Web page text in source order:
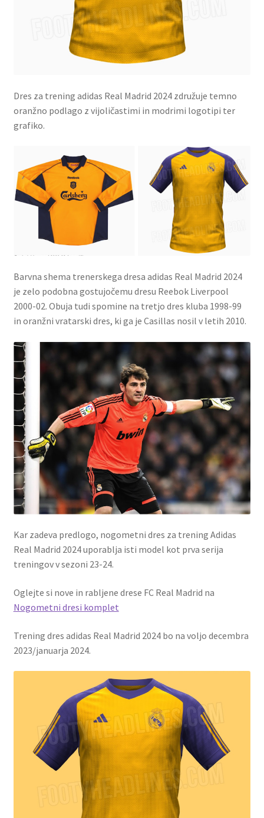
Dres za trening adidas Real Madrid 2024 združuje temno
oranžno podlago z vijoličastimi in modrimi logotipi ter
grafiko.
Barvna shema trenerskega dresa adidas Real Madrid 2024
je zelo podobna gostujočemu dresu Reebok Liverpool
2000-02. Obuja tudi spomine na tretjo dres kluba 1998-99
in oranžni vratarski dres, ki ga je Casillas nosil v letih 2010.
Kar zadeva predlogo, nogometni dres za trening Adidas
Real Madrid 2024 uporablja isti model kot prva serija
treningov v sezoni 23-24.
Oglejte si nove in rabljene drese FC Real Madrid na
Nogometni dresi komplet
Trening dres adidas Real Madrid 2024 bo na voljo decembra
2023/januarja 2024.